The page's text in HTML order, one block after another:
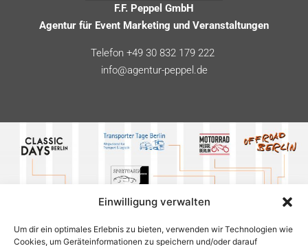
Einwilligung verwalten
Um dir ein optimales Erlebnis zu bieten, verwenden wir Technologien wie
Cookies, um Geräteinformationen zu speichern und/oder darauf
F.F. Peppel GmbH
Agentur für Event Marketing und Veranstaltungen
Telefon +49 30 832 179 222
info@agentur-peppel.de